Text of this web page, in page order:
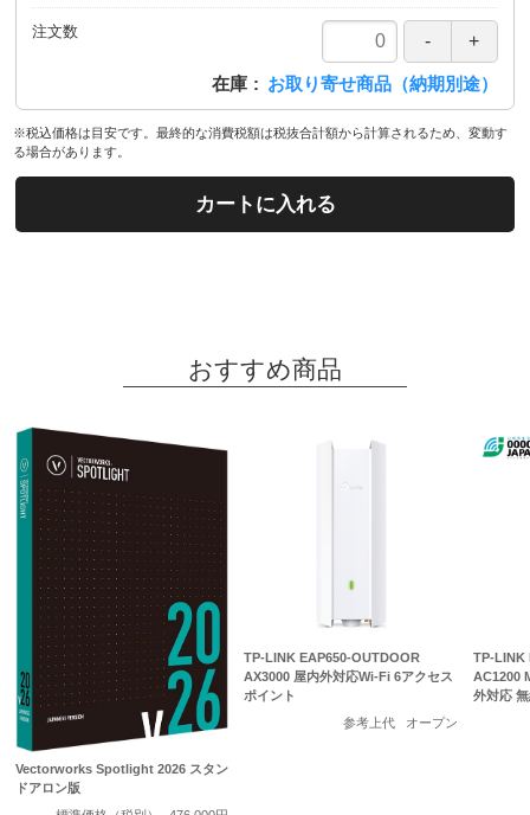
注文数
在庫 お取り寄せ商品（納期別途）
※税込価格は目安です。最終的な消費税額は税抜合計額から計算されるため、変動す
る場合があります。
カートに入れる
おすすめ商品
Vectorworks Spotlight 2026 スタン
ドアロン版
TP-LINK EAP650-OUTDOOR
AX3000 屋内外対応Wi-Fi 6アクセス
ポイント
参考上代
オープン
TP-LINK
AC1200
外対応